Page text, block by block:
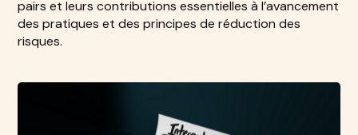
pairs et leurs contributions essentielles à l’avancement
des pratiques et des principes de réduction des
risques.